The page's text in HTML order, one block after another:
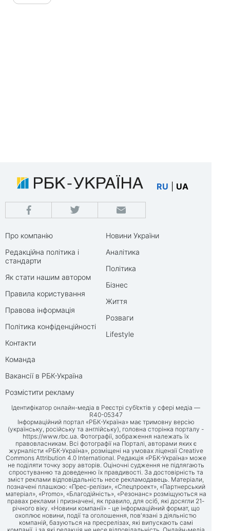
RU UA
Про компанію
Редакційна політика і
стандарти
Як стати нашим автором
Правила користування
Правова інформація
Політика конфіденційності
Контакти
Команда
Вакансії в РБК-Україна
Розмістити рекламу
Новини України
Аналітика
Політика
Бізнес
Життя
Розваги
Lifestyle
Ідентифікатор онлайн-медіа в Реєстрі суб’єктів у сфері медіа —
R40-05347
Інформаційний портал «РБК-Україна» має тримовну версію
(українську, російську та англійську), головна сторінка порталу -
https://www.rbc.ua. Фотографії, зображення належать їх
правовласникам. Всі фотографії на Порталі, авторами яких є
журналісти «РБК-Україна», розміщені на умовах ліцензії Creative
Commons Attribution 4.0 International. Редакція «РБК-Україна» може
не поділяти точку зору авторів. Оціночні судження не підлягають
спростуванню та доведенню їх правдивості. За достовірність та
зміст реклами відповідальність несе рекламодавець. Матеріали,
позначені плашкою: «Прес-релізи», «Спецпроект», «Партнерський
матеріал», «Promo», «Благодійність», «Резонанс» розміщуються на
правах реклами і призначені, як правило, для осіб, які досягли 21-
річного віку. «Новини компанії» - це інформаційний формат, що
охоплює новини, події та оголошення, пов'язані з діяльністю
компаній, базуються на пресрелізах, які випускають самі